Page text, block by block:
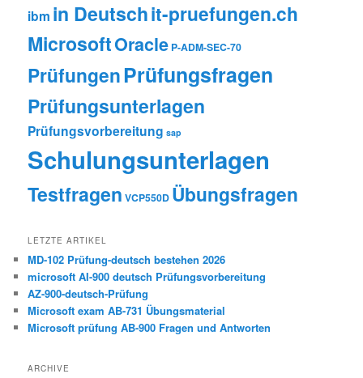
ibm in Deutschit-pruefungen.ch
MicrosoftOracle P-ADM-SEC-70
PrüfungenPrüfungsfragen
Prüfungsunterlagen
Prüfungsvorbereitung sap
Schulungsunterlagen
Testfragen VCP550D Übungsfragen
LETZTE ARTIKEL
MD-102 Prüfung-deutsch bestehen 2026
microsoft AI-900 deutsch Prüfungsvorbereitung
AZ-900-deutsch-Prüfung
Microsoft exam AB-731 Übungsmaterial
Microsoft prüfung AB-900 Fragen und Antworten
ARCHIVE